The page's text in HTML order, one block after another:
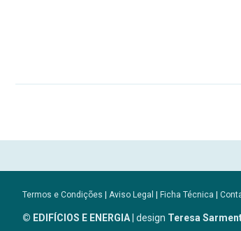
Termos e Condições | Aviso Legal | Ficha Técnica |
© EDIFÍCIOS E ENERGIA| design Teresa